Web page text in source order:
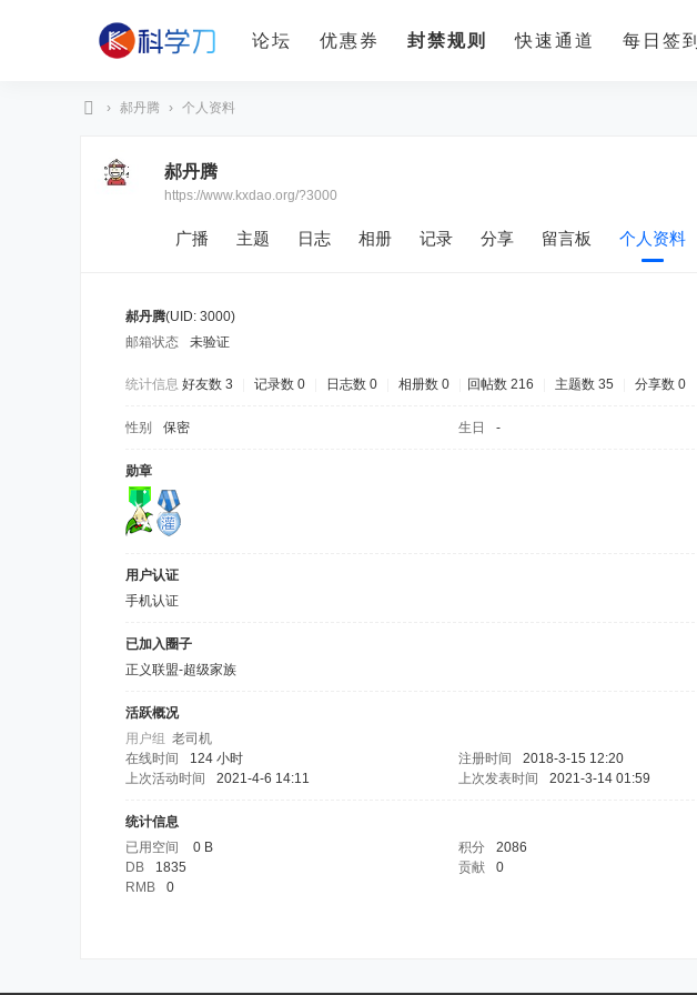
论坛 优惠券 封禁规则 快速通道 每日签到
› 郝丹腾 › 个人资料
郝丹腾
https://www.kxdao.org/?3000
广播 主题 日志 相册 记录 分享 留言板 个人资料
郝丹腾(UID: 3000)
邮箱状态
未验证
统计信息 好友数 3 记录数 0 日志数 0 相册数 0 回帖数 216 主题数 35 分享数 0
性别 保密 生日 -
勋章
用户认证
手机认证
已加入圈子
正义联盟-超级家族
活跃概况
用户组 老司机
在线时间
124 小时 注册时间 2018-3-15 12:20
上次活动时间
2021-4-6 14:11 上次发表时间 2021-3-14 01:59
统计信息
已用空间
0 B 积分 2086
DB
1835 贡献 0
RMB
0